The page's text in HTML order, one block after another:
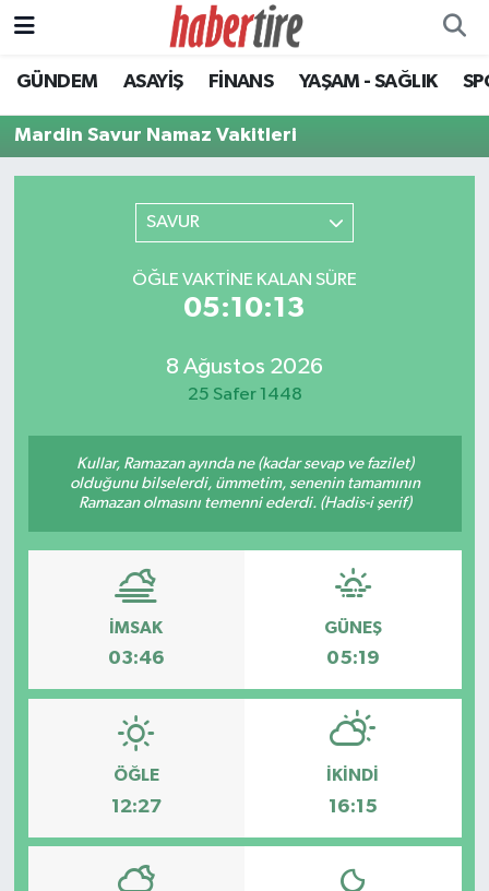
GÜNDEM ASAYİŞ FİNANS YAŞAM - SAĞLIK
Mardin Savur Namaz Vakitleri
SAVUR
ÖĞLE VAKTINE KALAN SÜRE
05:10:13
8 Ağustos 2026
25 Safer 1448
Kullar, Ramazan ayında ne (kadar sevap ve fazilet)
olduğunu bilselerdi, ümmetim, senenin tamamının
Ramazan olmasını temenni ederdi. (Hadis-i şerif)
İMSAK
03:46
GÜNEŞ
05:19
ÖĞLE
12:27
İKINDI
16:15
Tire Nöbetçi Eczaneler
Tire Hava Durumu
Tüm Manşetler
Son Dakika Haberleri